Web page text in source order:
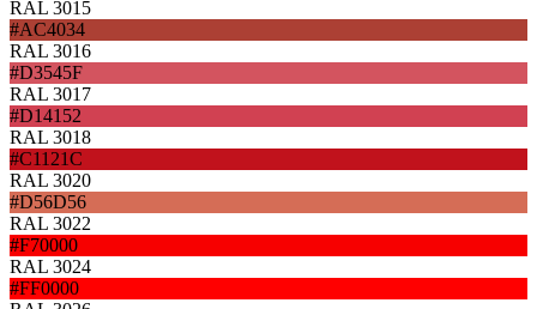
RAL 3015
#AC4034
RAL 3016
#D3545F
RAL 3017
#D14152
RAL 3018
#C1121C
RAL 3020
#D56D56
RAL 3022
#F70000
RAL 3024
#FF0000